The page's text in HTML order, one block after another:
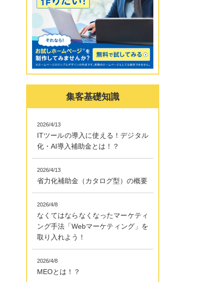
集客基礎知識
2026/4/13
ITツールの導入に使える！デジタル
化・AI導入補助金とは！？
2026/4/13
省力化補助金（カタログ型）の概要
2026/4/8
なくてはならなくなったマーケティ
ング手法「Webマーケティング」を
取り入れよう！
2026/4/8
MEOとは！？